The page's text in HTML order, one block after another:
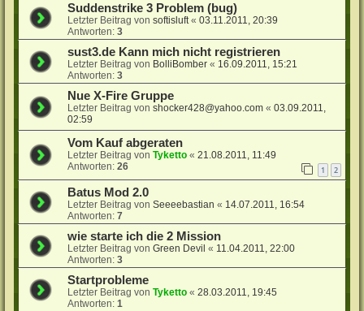
Suddenstrike 3 Problem (bug)
Letzter Beitrag vonsoftisluft «03.11.2011, 20:39
Antworten:3
sust3.de Kann mich nicht registrieren
Letzter Beitrag von BolliBomber « 16.09.2011, 15:21
Antworten:3
Nue X-Fire Gruppe
Letzter Beitrag vonshocker428@yahoo.com «03.09.2011,
02:59
Vom Kauf abgeraten
Letzter Beitrag vonTyketto «21.08.2011, 11:49
Antworten:26 1 2
Batus Mod 2.0
Letzter Beitrag vonSeeeebastian « 14.07.2011, 16:54
Antworten:7
wie starte ich die 2 Mission
Letzter Beitrag vonGreen Devil « 11.04.2011, 22:00
Antworten:3
Startprobleme
Letzter Beitrag vonTyketto «28.03.2011, 19:45
Antworten:1